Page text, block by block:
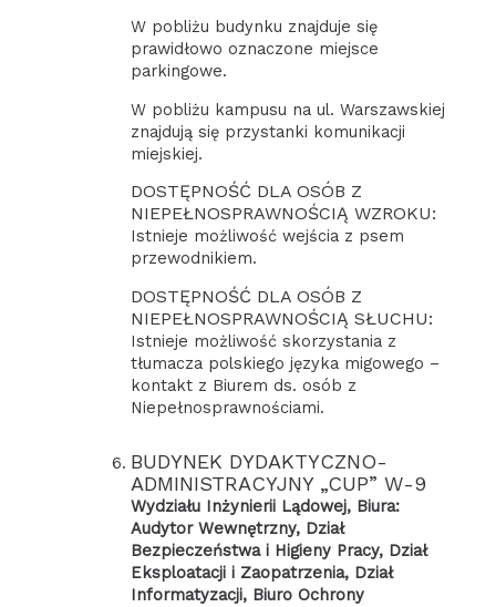
W pobliżu budynku znajduje się
prawidłowo oznaczone miejsce
parkingowe.
W pobliżu kampusu na ul. Warszawskiej
znajdują się przystanki komunikacji
miejskiej.
DOSTĘPNOŚĆ DLA OSÓB Z
NIEPEŁNOSPRAWNOŚCIĄ WZROKU:
Istnieje możliwość wejścia z psem
przewodnikiem.
DOSTĘPNOŚĆ DLA OSÓB Z
NIEPEŁNOSPRAWNOŚCIĄ SŁUCHU:
Istnieje możliwość skorzystania z
tłumacza polskiego języka migowego –
kontakt z Biurem ds. osób z
Niepełnosprawnościami.
BUDYNEK DYDAKTYCZNO-
ADMINISTRACYJNY „CUP” W-9
Wydziału Inżynierii Lądowej, Biura:
Audytor Wewnętrzny, Dział
Bezpieczeństwa i Higieny Pracy, Dział
Eksploatacji i Zaopatrzenia, Dział
Informatyzacji, Biuro Ochrony